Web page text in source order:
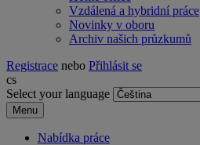
Vzdálená a hybridní práce
Novinky v oboru
Archiv našich průzkumů
Registrace nebo Přihlásit se
cs
Select your language
Menu
Nabídka práce